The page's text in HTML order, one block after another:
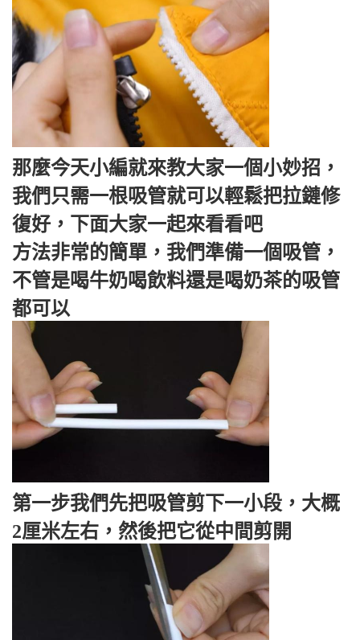
那麼今天小編就來教大家一個小妙招，
我們只需一根吸管就可以輕鬆把拉鏈修
復好，下面大家一起來看看吧
方法非常的簡單，我們準備一個吸管，
不管是喝牛奶喝飲料還是喝奶茶的吸管
都可以
第一步我們先把吸管剪下一小段，大概
2厘米左右，然後把它從中間剪開